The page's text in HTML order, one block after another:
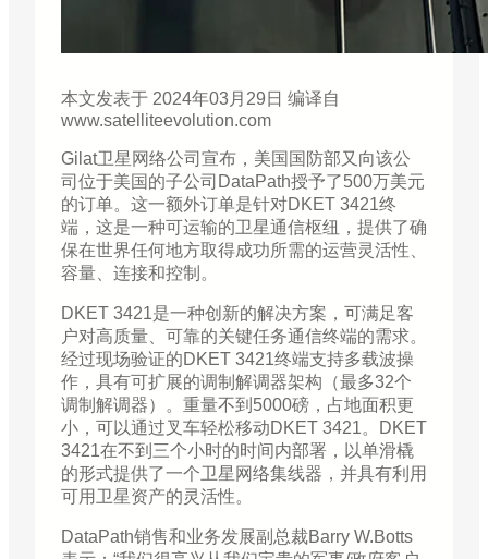
本文发表于 2024年03月29日 编译自
www.satelliteevolution.com
Gilat卫星网络公司宣布，美国国防部又向该公
司位于美国的子公司DataPath授予了500万美元
的订单。这一额外订单是针对DKET 3421终
端，这是一种可运输的卫星通信枢纽，提供了确
保在世界任何地方取得成功所需的运营灵活性、
容量、连接和控制。
DKET 3421是一种创新的解决方案，可满足客
户对高质量、可靠的关键任务通信终端的需求。
经过现场验证的DKET 3421终端支持多载波操
作，具有可扩展的调制解调器架构（最多32个
调制解调器）。重量不到5000磅，占地面积更
小，可以通过叉车轻松移动DKET 3421。DKET
3421在不到三个小时的时间内部署，以单滑橇
的形式提供了一个卫星网络集线器，并具有利用
可用卫星资产的灵活性。
DataPath销售和业务发展副总裁Barry W.Botts